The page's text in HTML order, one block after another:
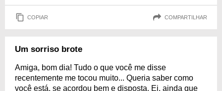
COPIAR COMPARTILHAR
Um sorriso brote
Amiga, bom dia! Tudo o que você me disse
recentemente me tocou muito... Queria saber como
você está, se acordou bem e disposta. Ei, ainda que